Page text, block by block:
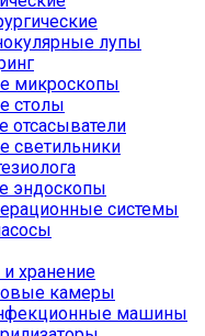
лупы
микроскопы
столы
отсасыватели
светильники
эндоскопы
системы
хранение
камеры
машины